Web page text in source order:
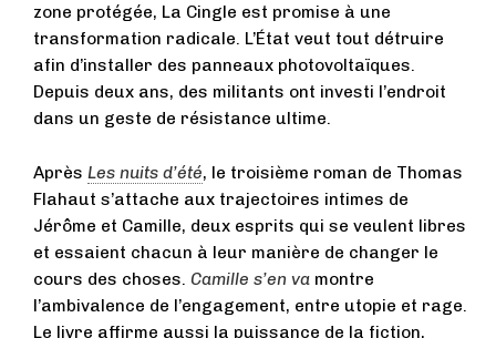
zone protégée, La Cingle est promise à une
transformation radicale. L’État veut tout détruire
afin d’installer des panneaux photovoltaïques.
Depuis deux ans, des militants ont investi l’endroit
dans un geste de résistance ultime.
Après Les nuits d’été, le troisième roman de Thomas
Flahaut s’attache aux trajectoires intimes de
Jérôme et Camille, deux esprits qui se veulent libres
et essaient chacun à leur manière de changer le
cours des choses. Camille s’en va montre
l’ambivalence de l’engagement, entre utopie et rage.
Le livre affirme aussi la puissance de la fiction,